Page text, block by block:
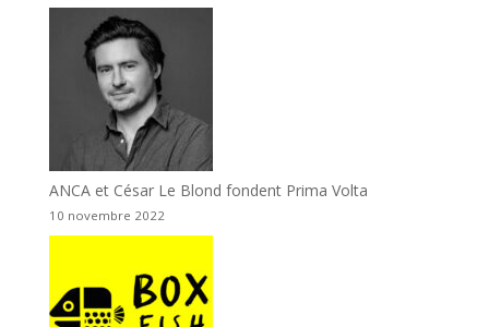
ANCA et César Le Blond fondent Prima Volta
10 novembre 2022